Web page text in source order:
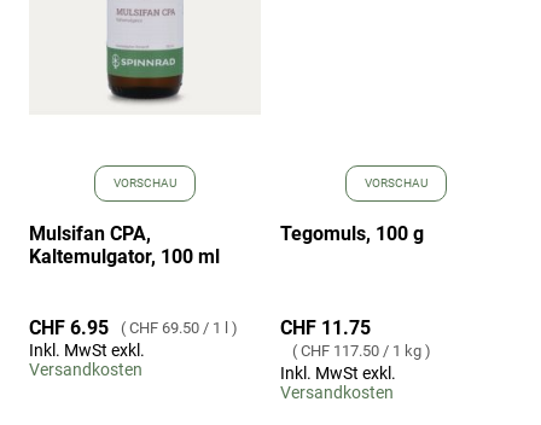
VORSCHAU
Mulsifan CPA,
Kaltemulgator, 100 ml
CHF 6.95 CHF 69.50 / 1 l
Inkl. MwSt exkl.
Versandkosten
VORSCHAU
Tegomuls, 100 g
CHF 11.75
CHF 117.50 / 1 kg
Inkl. MwSt exkl.
Versandkosten